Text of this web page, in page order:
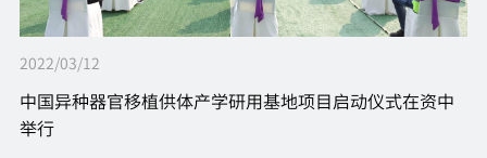
2022/03/12
中国异种器官移植供体产学研用基地项目启动仪式在资中
举行